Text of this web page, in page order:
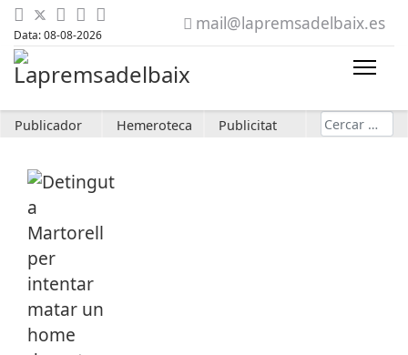
Data: 08-08-2026
mail@lapremsadelbaix.es
Publicador Hemeroteca Publicitat Cerca